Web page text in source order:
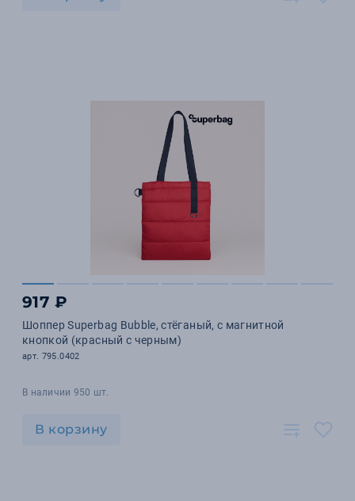
917 ₽
Шоппер Superbag Bubble, стёганый, с магнитной
кнопкой (красный с черным)
арт. 795.0402
В наличии 950 шт.
В корзину